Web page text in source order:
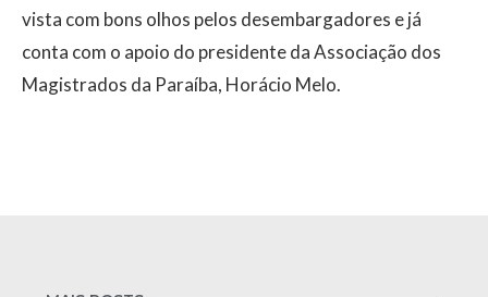
vista com bons olhos pelos desembargadores e já
conta com o apoio do presidente da Associação dos
Magistrados da Paraíba, Horácio Melo.